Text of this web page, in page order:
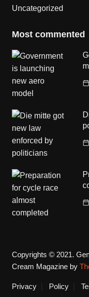
Uncategorized
Most commented
Copyrights © 2021.
Cream Magazine by
Privacy Policy